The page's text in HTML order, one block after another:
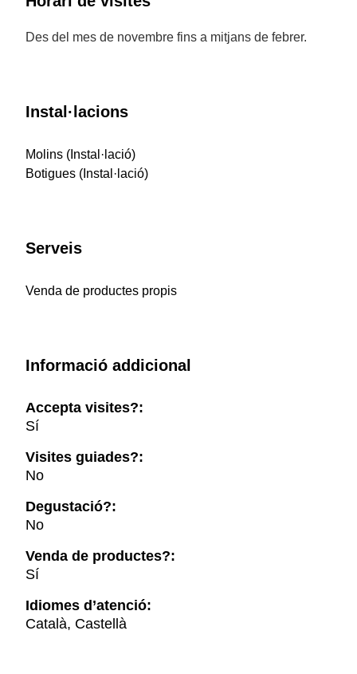
Des del mes de novembre fins a mitjans de febrer.
Instal·lacions
Molins (Instal·lació)
Botigues (Instal·lació)
Serveis
Venda de productes propis
Informació addicional
Accepta visites?:
Sí
Visites guiades?:
No
Degustació?:
No
Venda de productes?:
Sí
Idiomes d’atenció:
Català, Castellà